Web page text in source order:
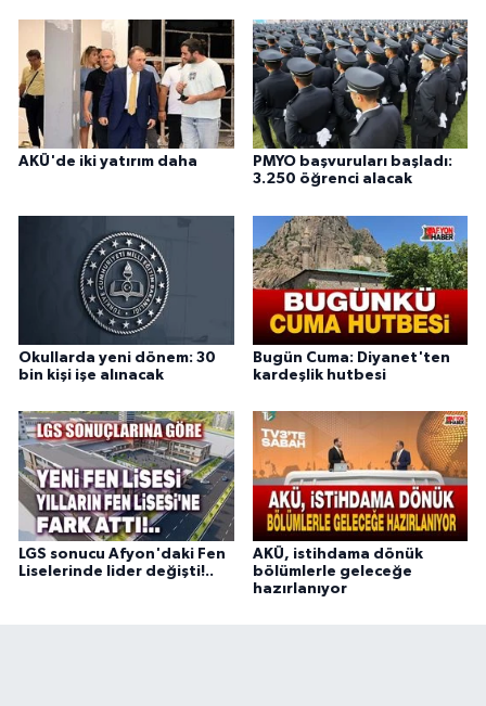
AKÜ'de iki yatırım daha
PMYO başvuruları başladı:
3.250 öğrenci alacak
Okullarda yeni dönem: 30
bin kişi işe alınacak
Bugün Cuma: Diyanet'ten
kardeşlik hutbesi
LGS sonucu Afyon'daki Fen
Liselerinde lider değişti!..
AKÜ, istihdama dönük
bölümlerle geleceğe
hazırlanıyor